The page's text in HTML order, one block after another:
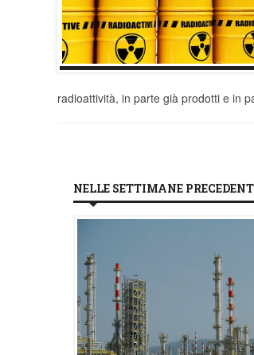
radioattività, in parte già prodotti e in
NELLE SETTIMANE